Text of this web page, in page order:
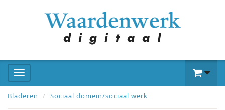
Bladeren Sociaal domein/sociaal werk